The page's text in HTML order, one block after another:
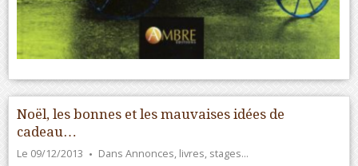
Noël, les bonnes et les mauvaises idées de
cadeau…
Le 09/12/2013 Dans Annonces, livres, stages…